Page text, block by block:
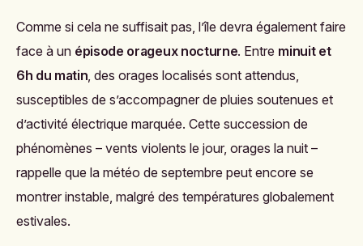
Comme si cela ne suffisait pas, l’île devra également faire
face à un épisode orageux nocturne. Entre minuit et
6h du matin, des orages localisés sont attendus,
susceptibles de s’accompagner de pluies soutenues et
d’activité électrique marquée. Cette succession de
phénomènes – vents violents le jour, orages la nuit –
rappelle que la météo de septembre peut encore se
montrer instable, malgré des températures globalement
estivales.